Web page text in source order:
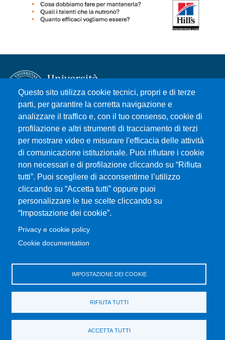
Questo sito utilizza cookie tecnici, propri e di terze
parti, per garantire la corretta navigazione e
analizzare il traffico e, con il tuo consenso, cookie di
profilazione e altri strumenti di tracciamento di terzi
per mostrare video e misurare l'efficacia delle attività
di comunicazione istituzionale. Puoi rifiutare i cookie
non necessari e di profilazione cliccando su “Rifiuta
tutti”. Puoi scegliere di acconsentirne l’utilizzo
cliccando su “Accetta tutti” oppure puoi
personalizzare le tue scelte cliccando su
“Impostazione dei cookie”.
Privacy e cookie policy
Cookie documentation
IMPOSTAZIONE DEI COOKIE
RIFIUTA TUTTI
ACCETTA TUTTI
Università degli Studi di Messina
Piazza Pugliatti, 1 - 98122 Messina
Cod. Fiscale 80004070837
P.IVA 00724160833
Centralino: 090 676 1
MENÙ SOCIAL
MENÙ FOOTER 1
Accessibilità
Privacy e cookie policy
MENÙ FOOTER 2
Amministrazione trasparente
Cambia idea sui cookie